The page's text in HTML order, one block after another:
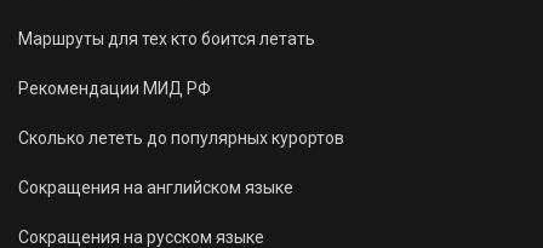
Маршруты для тех кто боится летать
Рекомендации МИД РФ
Сколько лететь до популярных курортов
Сокращения на английском языке
Сокращения на русском языке